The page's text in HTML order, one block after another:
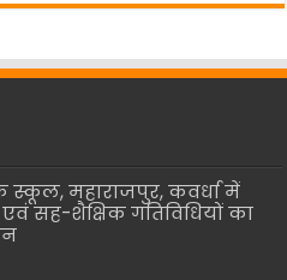
स्कूल, महाराजपुर, कवर्धा में
एवं सह-शैक्षिक गतिविधियों का